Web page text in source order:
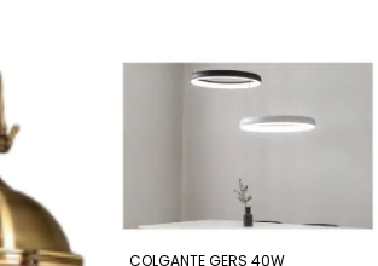
COLGANTE GERS 40W